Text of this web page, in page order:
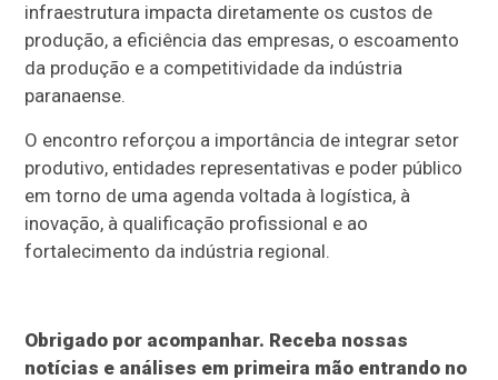
infraestrutura impacta diretamente os custos de
produção, a eficiência das empresas, o escoamento
da produção e a competitividade da indústria
paranaense.
O encontro reforçou a importância de integrar setor
produtivo, entidades representativas e poder público
em torno de uma agenda voltada à logística, à
inovação, à qualificação profissional e ao
fortalecimento da indústria regional.
Obrigado por acompanhar. Receba nossas
notícias e análises em primeira mão entrando no